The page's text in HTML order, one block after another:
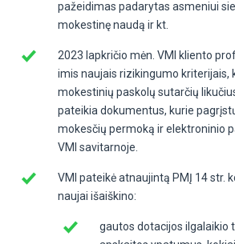
pažeidimas padarytas asmeniui
mokestinę naudą ir kt.
2023 lapkričio mėn. VMI kliento
imis naujais rizikingumo kriterijais,
mokestinių paskolų sutarčių
pateikia dokumentus, kurie
mokesčių permoką ir elektroninio
VMI savitarnoje.
VMI pateikė atnaujintą PMĮ 14 str.
naujai išaiškino:
gautos dotacijos ilgalaikio